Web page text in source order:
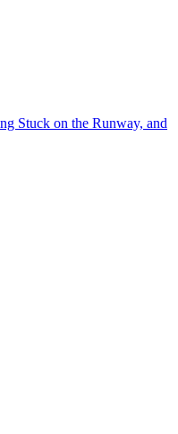
Stuck on the Runway, and